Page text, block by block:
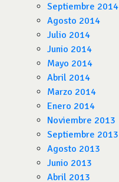
Septiembre 2014
Agosto 2014
Julio 2014
Junio 2014
Mayo 2014
Abril 2014
Marzo 2014
Enero 2014
Noviembre 2013
Septiembre 2013
Agosto 2013
Junio 2013
Abril 2013